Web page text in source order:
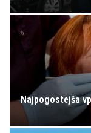
Najpogostejša